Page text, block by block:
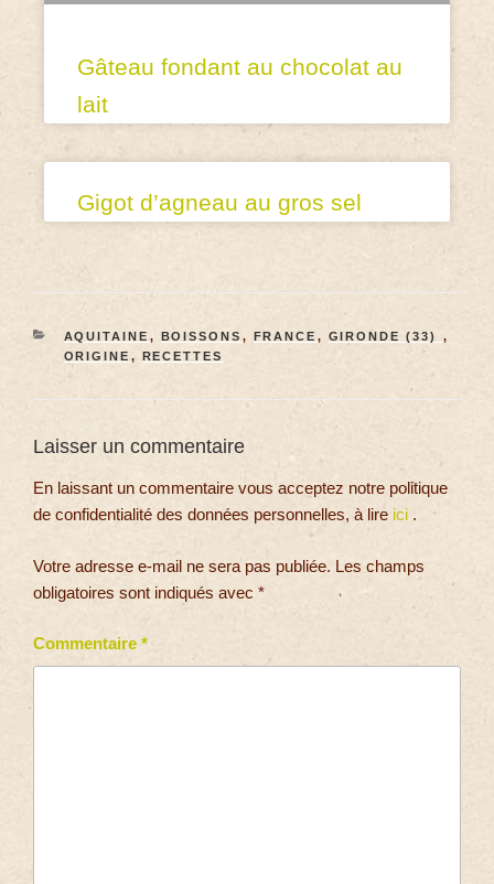
Gâteau fondant au chocolat au
lait
Gigot d’agneau au gros sel
AQUITAINE , BOISSONS , FRANCE , GIRONDE (33) ,
ORIGINE , RECETTES
Laisser un commentaire
En laissant un commentaire vous acceptez notre politique
de confidentialité des données personnelles, à lire ici .
Votre adresse e-mail ne sera pas publiée. Les champs
obligatoires sont indiqués avec *
Commentaire *